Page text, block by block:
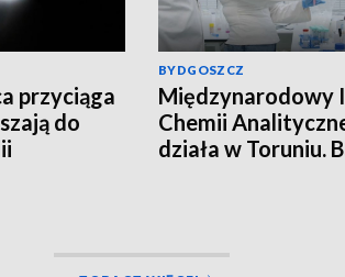
przyciąga
do
BYDGOSZCZ
Międzynarodowy
Chemii
działa w Toruniu.